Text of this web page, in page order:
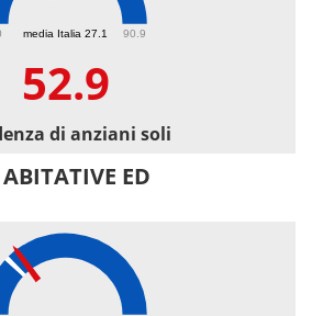
media Italia 27.1 90.9
52.9
di anziani soli
ED